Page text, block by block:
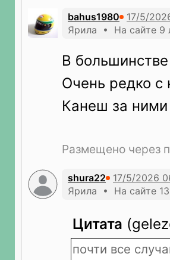
bahus1980
Ярила • На сайте 9
В
Очень редко с
Канеш за
Размещено через
shura22
Ярила • На сайте 13
Цитата
почти все